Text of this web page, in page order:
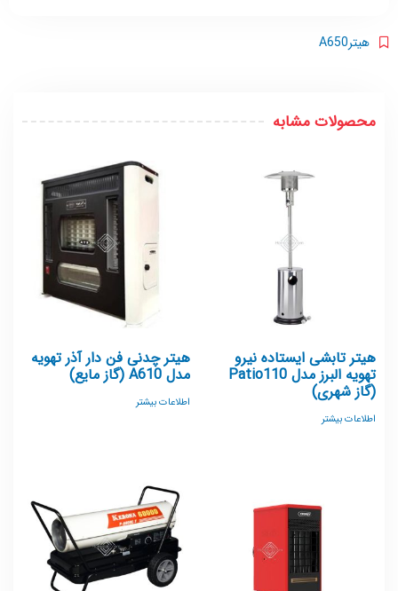
هیترA650
محصولات مشابه
هیتر تابشی ایستاده نیرو
تهویه البرز مدل Patio110
(گاز شهری)
اطلاعات بیشتر
هیتر چدنی فن دار آذر تهویه
مدل A610 (گاز مایع)
اطلاعات بیشتر